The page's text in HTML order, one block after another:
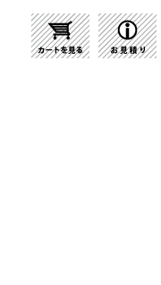
ア照明の通信販売【ライトスタ